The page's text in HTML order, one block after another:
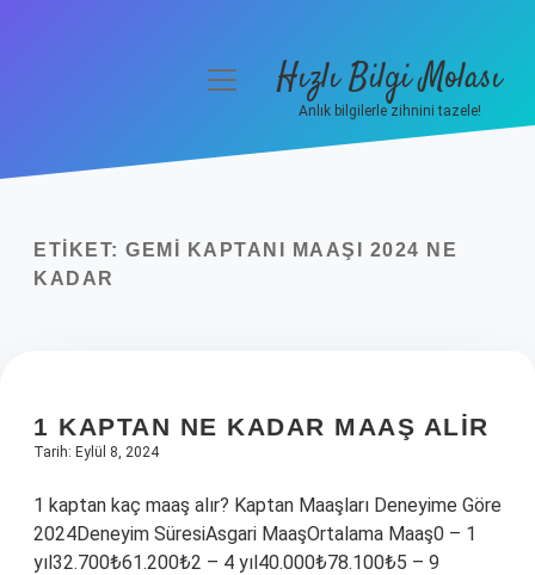
Yasal Uyarı
menüyüHızlı Bilgi Molası
Anlık bilgilerle zihnini tazele!
ETIKET: GEMI KAPTANI MAAŞI 2024 NE
KADAR
1 KAPTAN NE KADAR MAAŞ ALIR
Tarih: Eylül 8, 2024
1 kaptan kaç maaş alır? Kaptan Maaşları Deneyime Göre
2024Deneyim SüresiAsgari MaaşOrtalama Maaş0 – 1
yıl32.700₺61.200₺2 – 4 yıl40.000₺78.100₺5 – 9